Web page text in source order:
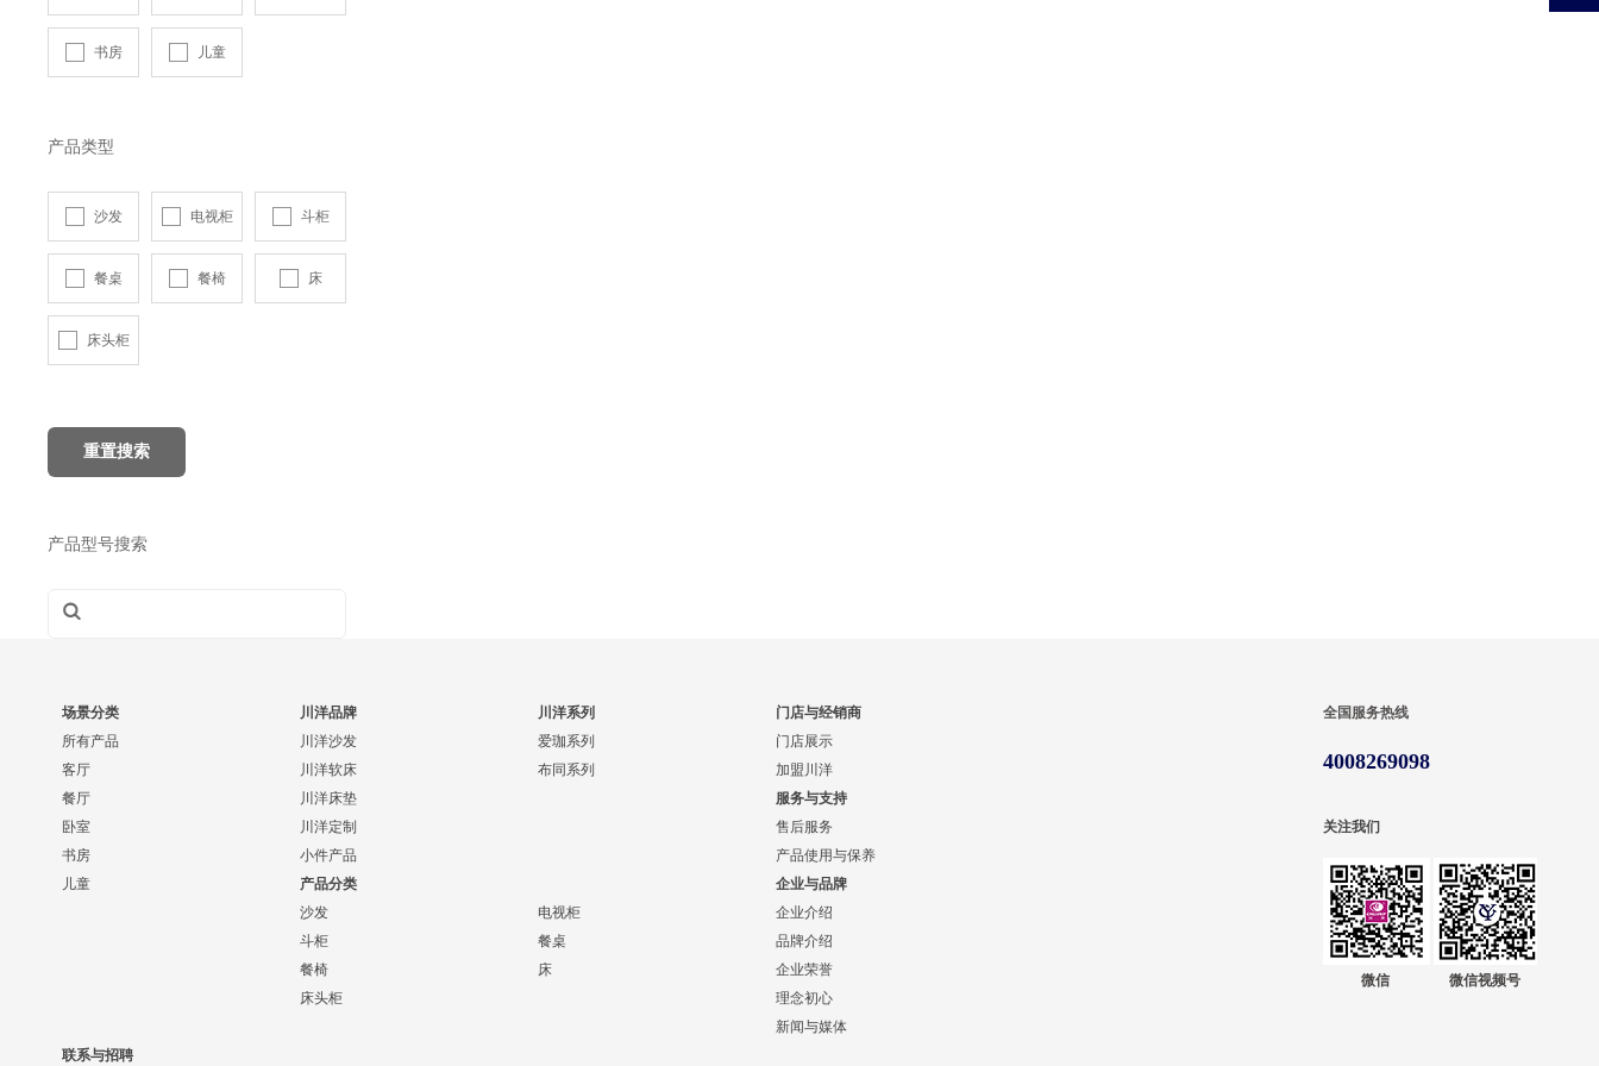
书房 儿童
产品类型
沙发 电视柜 斗柜
餐桌 餐椅 床
床头柜
重置搜索
产品型号搜索
场景分类
所有产品
客厅
餐厅
卧室
书房
儿童
川洋品牌
川洋沙发
川洋软床
川洋床垫
川洋定制
小件产品
川洋系列
爱珈系列
布同系列
门店与经销商
门店展示
加盟川洋
服务与支持
售后服务
产品使用与保养
产品分类
沙发
电视柜
斗柜
餐桌
餐椅
床
床头柜
企业与品牌
企业介绍
品牌介绍
企业荣誉
理念初心
新闻与媒体
联系与招聘
全国服务热线
4008269098
关注我们
微信 微信视频号